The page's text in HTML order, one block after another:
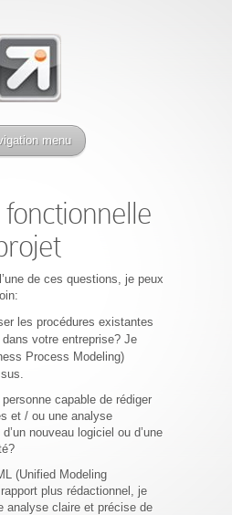
menu
fonctionnelle
de ces questions, je peux
les procédures existantes
votre entreprise? Je
Process Modeling)
capable de rédiger
et / ou une analyse
nouveau logiciel ou d’une
(Unified Modeling
plus rédactionnel, je
analyse claire et précise de